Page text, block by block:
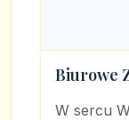
Biurowe
W sercu